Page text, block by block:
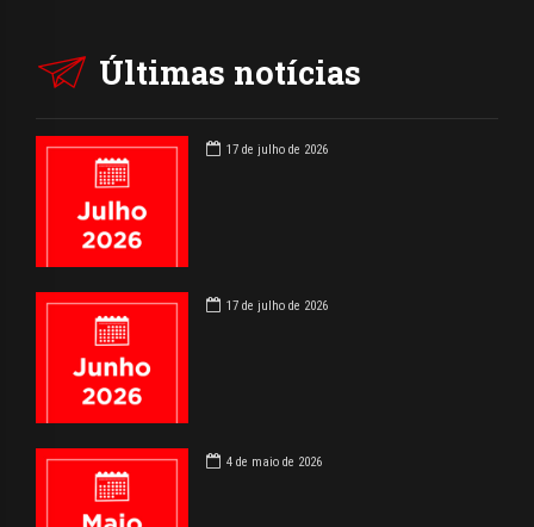
Últimas notícias
17 de julho de 2026
17 de julho de 2026
4 de maio de 2026